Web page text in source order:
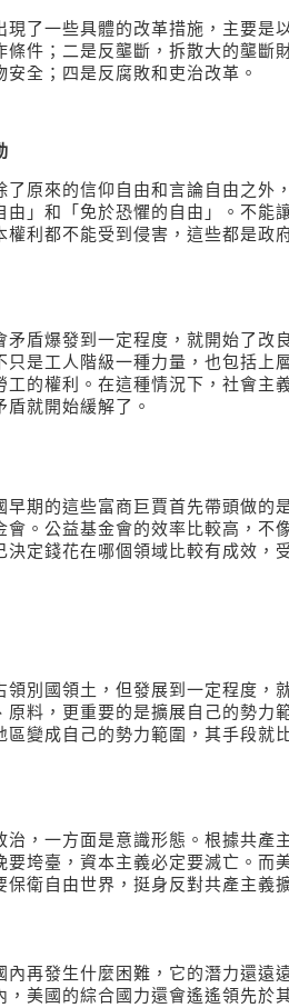
了一些具體的改革措施，主要是
件；二是反壟斷，拆散大的壟斷
全；四是反腐敗和吏治改革。
原來的信仰自由和言論自由之外
」和「免於恐懼的自由」。不能
利都不能受到侵害，這些都是政
盾爆發到一定程度，就開始了改
是工人階級一種力量，也包括上
的權利。在這種情況下，社會主
就開始緩解了。
期的這些富商巨賈首先帶頭做的
。公益基金會的效率比較高，不
定錢花在哪個領域比較有成效，
別國領土，但發展到一定程度，
料，更重要的是擴展自己的勢力
變成自己的勢力範圍，其手段就
，一方面是意識形態。根據共產
垮臺，資本主義必定要滅亡。而
衛自由世界，挺身反對共產主義
再發生什麼困難，它的潛力還遠
美國的綜合國力還會遙遙領先於